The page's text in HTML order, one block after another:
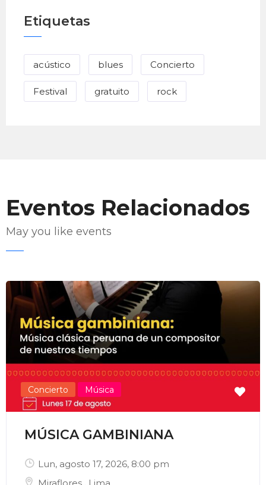
Enviar Correo
Etiquetas
acústico blues Concierto
Festival gratuito rock
Eventos Relacionados
May you like events
Concierto Música
MÚSICA GAMBINIANA
Lun, agosto 17, 2026, 8:00 pm